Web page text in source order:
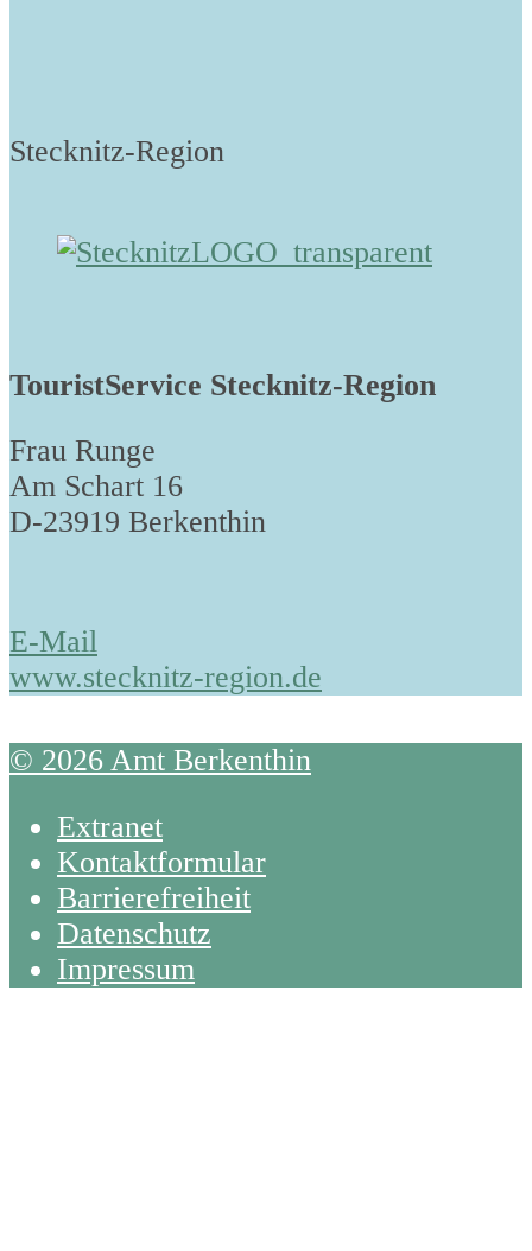
Stecknitz-Region
TouristService Stecknitz-Region
Frau Runge
Am Schart 16
D-23919 Berkenthin
E-Mail
www.stecknitz-region.de
© 2026 Amt Berkenthin
Extranet
Kontaktformular
Barrierefreiheit
Datenschutz
Impressum